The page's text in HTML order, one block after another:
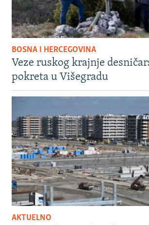
BOSNA I HERCEGOVINA
Veze ruskog krajnje
pokreta u Višegradu
AKTUELNO